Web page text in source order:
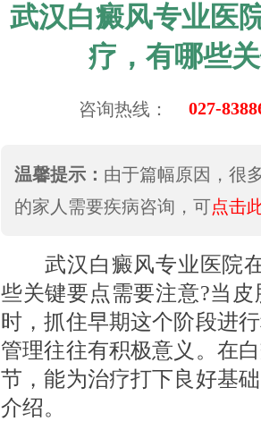
武汉白癜风专业医
疗，有哪些
咨询热线： 027-
温馨提示： 由于篇幅原因，很
的家人需要疾病咨询，可点击
武汉白癜风专业医院在
些关键要点需要注意?当
时，抓住早期这个阶段进
管理往往有积极意义。在
节，能为治疗打下良好基
介绍。